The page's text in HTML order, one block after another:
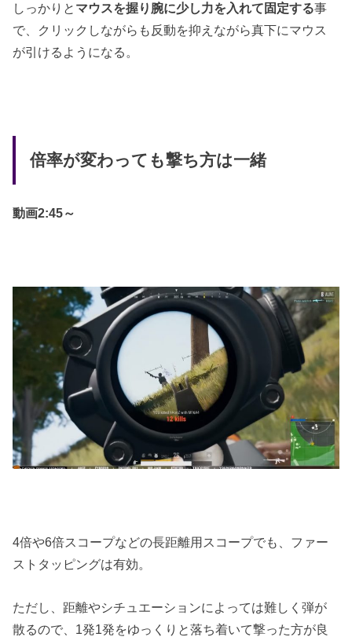
しっかりと マウスを握り腕に少し力を入れて固定する事
で、クリックしながらも反動を抑えながら真下にマウス
が引けるようになる。
倍率が変わっても撃ち方は一緒
動画2:45～
4倍や6倍スコープなどの長距離用スコープでも、ファー
ストタッピングは有効。
ただし、距離やシチュエーションによっては難しく弾が
散るので、1発1発をゆっくりと落ち着いて撃った方が良